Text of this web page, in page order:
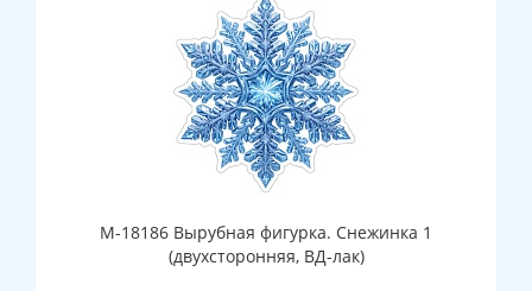
М-18186 Вырубная фигурка. Снежинка 1
(двухсторонняя, ВД-лак)